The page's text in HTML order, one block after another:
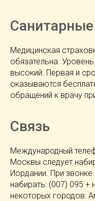
Медицинская
обязательна.
высокий. Первая и
оказываются
обращений к врачу
Связь
Международный
Москвы следует
Иордании. При
набирать: (007) 095
некоторых городов: